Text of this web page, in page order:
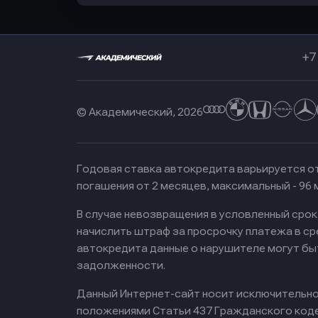
© Академический, 2026
Годовая ставка автокредита варьируется
погашения от 2 месяцев, максимальный -
В случае невозвращения в условленный
начислить штраф за просрочку платежа в
автокредита данные о нарушителе могут
задолженности.
Данный Интернет-сайт носит
положениями Статьи 437 Гражданского